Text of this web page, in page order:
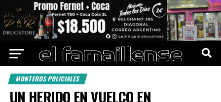
MONTEROS POLICIALES
UN HERIDO EN VUELCO EN